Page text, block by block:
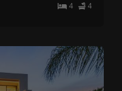
4 4